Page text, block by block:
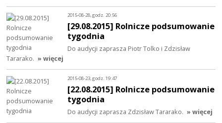
2015-08-28, godz. 20:56
[29.08.2015] Rolnicze podsumowanie
tygodnia
Do audycji zaprasza Piotr Tolko i Zdzisław
Tararako. » więcej
2015-08-23, godz. 19:47
[22.08.2015] Rolnicze podsumowanie
tygodnia
Do audycji zaprasza Zdzisław Tararako. » więcej